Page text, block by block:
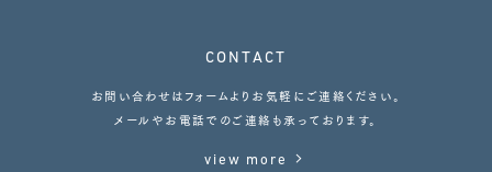
CONTACT
お問い合わせはフォームよりお気軽にご連絡ください。
メールやお電話でのご連絡も承っております。
view more